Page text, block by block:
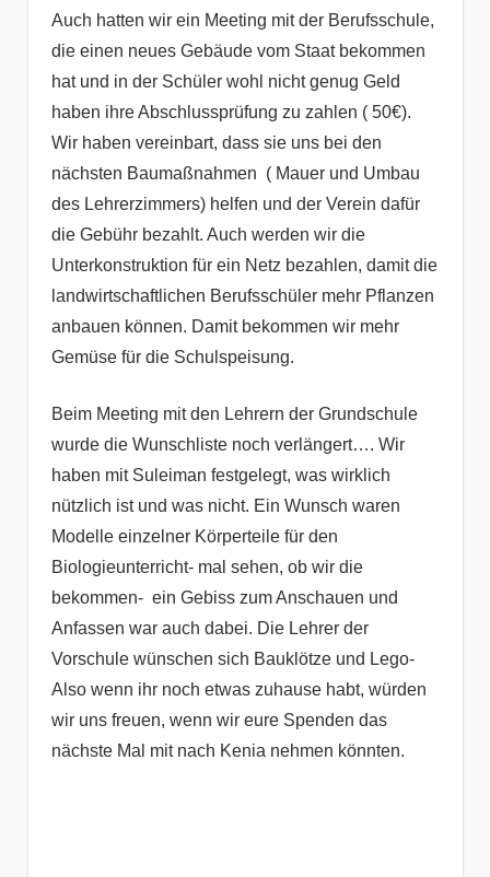
Auch hatten wir ein Meeting mit der Berufsschule,
die einen neues Gebäude vom Staat bekommen
hat und in der Schüler wohl nicht genug Geld
haben ihre Abschlussprüfung zu zahlen ( 50€).
Wir haben vereinbart, dass sie uns bei den
nächsten Baumaßnahmen ( Mauer und Umbau
des Lehrerzimmers) helfen und der Verein dafür
die Gebühr bezahlt. Auch werden wir die
Unterkonstruktion für ein Netz bezahlen, damit die
landwirtschaftlichen Berufsschüler mehr Pflanzen
anbauen können. Damit bekommen wir mehr
Gemüse für die Schulspeisung.
Beim Meeting mit den Lehrern der Grundschule
wurde die Wunschliste noch verlängert…. Wir
haben mit Suleiman festgelegt, was wirklich
nützlich ist und was nicht. Ein Wunsch waren
Modelle einzelner Körperteile für den
Biologieunterricht- mal sehen, ob wir die
bekommen- ein Gebiss zum Anschauen und
Anfassen war auch dabei. Die Lehrer der
Vorschule wünschen sich Bauklötze und Lego-
Also wenn ihr noch etwas zuhause habt, würden
wir uns freuen, wenn wir eure Spenden das
nächste Mal mit nach Kenia nehmen könnten.